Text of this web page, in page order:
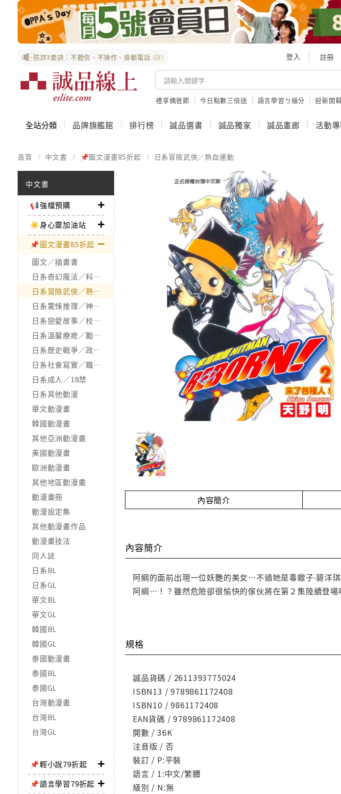
防詐3要訣：不聽信、不操作、掛斷電話 (詳) 登入 註冊
禮享偶爸節 今日點數三倍送 語言學習ㄅ級分 迎新開
全站分類 品牌旗艦館 排行榜 誠品選書 誠品獨家 誠品畫廊 活動
首頁 中文書 📌圖文漫畫85折起 日系冒險武俠／熱血運動
中文書
📢強檔預購
☀️身心靈加油站
📌圖文漫畫85折起
圖文／插畫書
日系奇幻魔法／科幻冒險
日系冒險武俠／熱血運動
日系驚悚推理／神怪靈異
日系戀愛故事／校園青春
日系溫馨療癒／勵志搞笑
日系歷史戰爭／政治宗教
日系社會寫實／職場職人
日系成人／18禁
日系其他動漫
華文動漫畫
韓國動漫畫
其他亞洲動漫畫
美國動漫畫
歐洲動漫畫
其他地區動漫畫
動漫畫冊
動漫設定集
其他動漫畫作品
動漫畫技法
同人誌
日系BL
日系GL
華文BL
華文GL
韓國BL
韓國GL
泰國動漫畫
泰國BL
泰國GL
台灣動漫畫
台灣BL
台灣GL
📌輕小說79折起
📌語言學習79折起
內容簡介
內容簡介
阿綱的面前出現一位妖艷的美女…不過她是毒蠍子‧碧洋
阿綱…！？雖然危險卻很愉快的傢伙將在第２集陸續登場
規格
誠品貨碼 / 2611393775024
ISBN13 / 9789861172408
ISBN10 / 9861172408
EAN貨碼 / 9789861172408
開數 / 36K
注音版 / 否
裝訂 / P:平裝
語言 / 1:中文/繁體
級別 / N:無